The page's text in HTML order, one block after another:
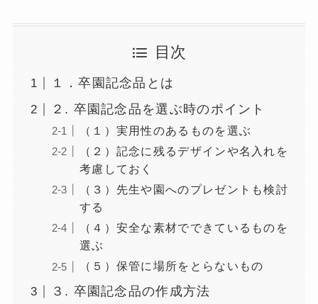
目次
１．卒園記念品とは
２. 卒園記念品を選ぶ時のポイント
（１）実用性のあるものを選ぶ
（２）記念に残るデザインや名入れを
考慮しておく
（３）先生や園へのプレゼントも検討
する
（４）安全な素材でできているものを
選ぶ
（５）保管に場所をとらないもの
３. 卒園記念品の作成方法